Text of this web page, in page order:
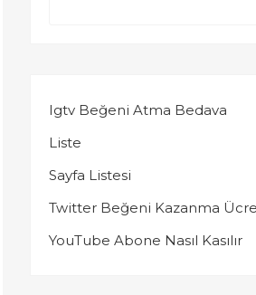
Igtv Beğeni Atma Bedava
Liste
Sayfa Listesi
Twitter Beğeni Kazanma
YouTube Abone Nasıl Kasılır